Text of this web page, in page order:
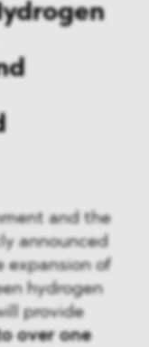
and the
announced
expansion of
hydrogen
provide
over one